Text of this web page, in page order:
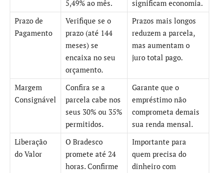
5,49% ao mês.
significam economia.
Prazo de
Pagamento
Verifique se o
prazo (até 144
meses) se
encaixa no seu
orçamento.
Prazos mais longos
reduzem a parcela,
mas aumentam o
juro total pago.
Margem
Consignável
Confira se a
parcela cabe nos
seus 30% ou 35%
permitidos.
Garante que o
empréstimo não
comprometa demais
sua renda mensal.
Liberação
do Valor
O Bradesco
promete até 24
horas. Confirme
Importante para
quem precisa do
dinheiro com